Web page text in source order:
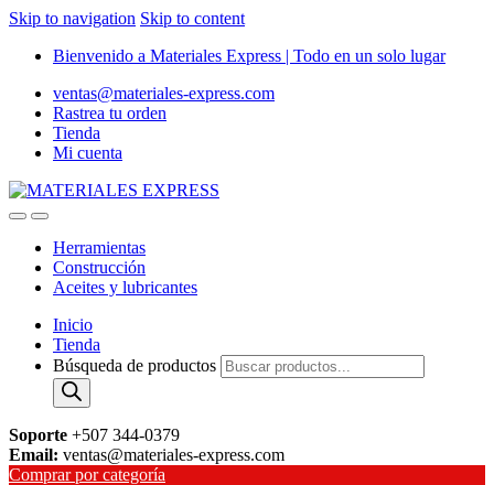
Skip to navigation Skip to content
Bienvenido a Materiales Express | Todo en un solo lugar
ventas@materiales-express.com
Rastrea tu orden
Tienda
Mi cuenta
Herramientas
Construcción
Aceites y lubricantes
Inicio
Tienda
Búsqueda de productos
Soporte +507 344-0379
Email: ventas@materiales-express.com
Comprar por categoría